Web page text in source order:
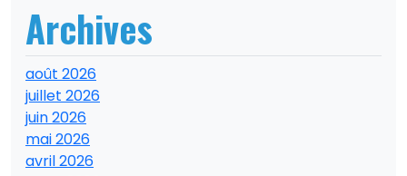
Archives
août 2026
juillet 2026
juin 2026
mai 2026
avril 2026